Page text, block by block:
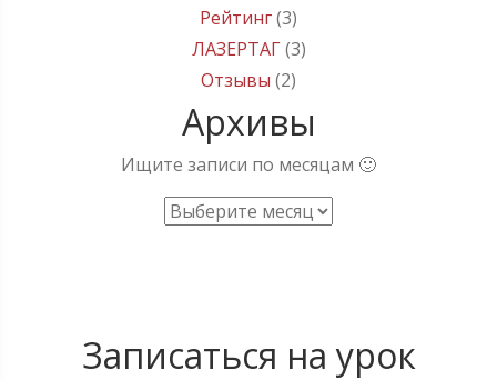
Рейтинг(3)
ЛАЗЕРТАГ(3)
Отзывы (2)
Архивы
Ищите записи по месяцам 🙂
Записаться на урок